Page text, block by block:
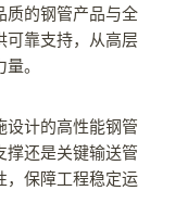
质的钢管产品与全
可靠支持，从高层
。
设计的高性能钢管
撑还是关键输送管
，保障工程稳定运